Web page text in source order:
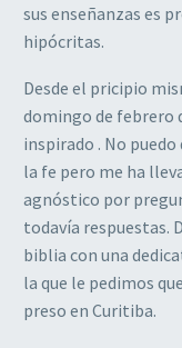
sus enseñanzas es
hipócritas.
Desde el pricipio
domingo de febrero
inspirado . No
la fe pero me ha
agnóstico por
todavía respuestas.
biblia con una
la que le pedimos
preso en Curitiba.